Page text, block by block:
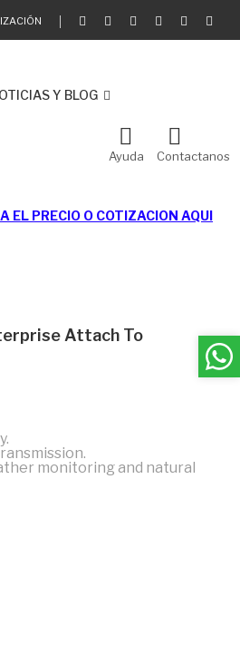
Y BLOG
Ayuda Contactanos
EL PRECIO O COTIZACION AQUI
Attach To
monitoring and natural